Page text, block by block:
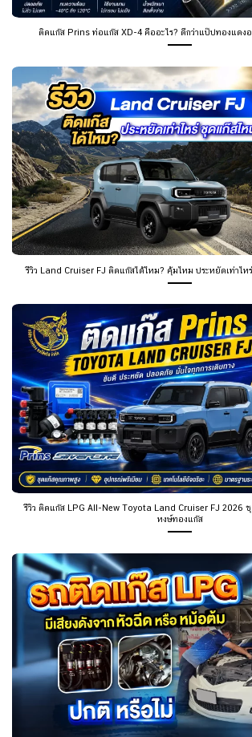
ติดแก๊ส Prins ท่อแก๊ส XD-4 คืออะไร? ดีกว่าแป๊ปทองแดงอ
รีวิว Land Cruiser FJ ติดแก๊สได้ไหม? คุ้มไหม ประหยัดเท่าไ
รีวิว ติดแก๊ส LPG All-New Toyota Land Cruiser FJ 2026 ชุ
หงษ์ทองแก๊ส